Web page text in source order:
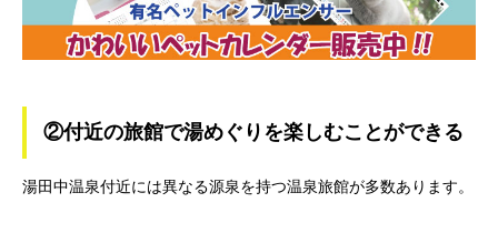
②付近の旅館で湯めぐりを楽しむことができる
湯田中温泉付近には異なる源泉を持つ温泉旅館が多数あります。